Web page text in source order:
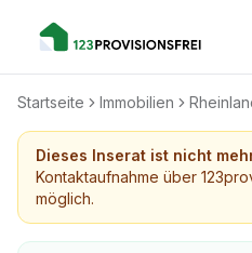
Startseite Immobilien
Dieses Inserat ist nicht
Kontaktaufnahme über
möglich.